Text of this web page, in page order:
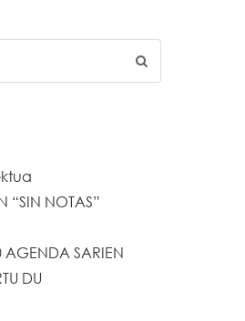
“SIN NOTAS”
AGENDA SARIEN
DU